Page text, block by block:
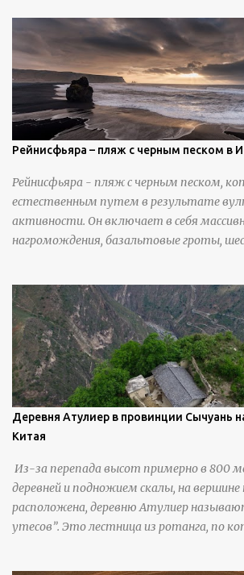
инструменты для текстурирования,
вылепить каждую деталь. источник
https://calvinnicholls.com/
Рейнисфьяра – пляж с черным песком в
Рейнисфьяра - пляж с черным песком,
естественным путем в результате
активности. Он включает в себя
нагромождения, базальтовые гроты,
Деревня Атулиер в провинции Сычуань
Китая
Из-за перепада высот примерно в 800
деревней и подножием скалы, на
расположена, деревню Атулиер
утесов”. Это лестница из ротанга, по